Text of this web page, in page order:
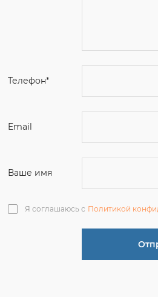
Я соглашаюсь с